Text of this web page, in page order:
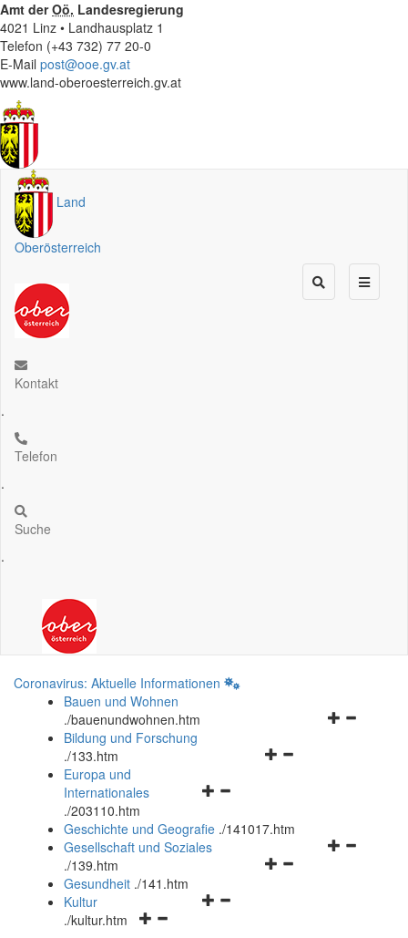
Amt derOö. Landesregierung
4021 Linz • Landhausplatz 1
Telefon (+43 732) 77 20-0
E-Mail post@ooe.gv.at
www.land-oberoesterreich.gv.at
Land
Oberösterreich
Kontakt
.
Telefon
.
Suche
.
Coronavirus: Aktuelle Informationen
Bauen und Wohnen
./bauenundwohnen.htm
Navigationsmenü
Bildung und Forschung
./133.htm
Navigationsmenü
und
schließen
Europa und
Internationales
./203110.htm
Geschichte und Geografie ./141017.htm
Navigationsmenü
Gesellschaft und Soziales
./139.htm
Navigationsmenü
Gesundheit ./141.htm
Navigationsmenü
Kultur
./kultur.htm